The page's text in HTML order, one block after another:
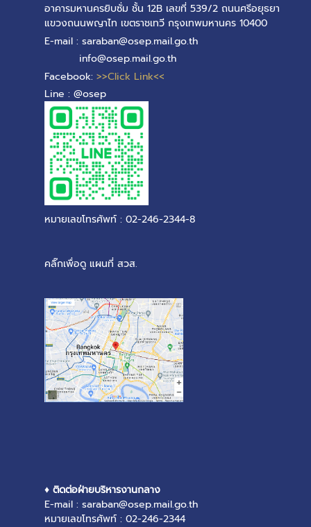
อาคารมหานครยิบซั่ม ชั้น 12B เลขที่ 539/2 ถนนศรีอยุธยา
แขวงถนนพญาไท เขตราชเทวี กรุงเทพมหานคร 10400
E-mail : saraban@osep.mail.go.th
info@osep.mail.go.th
Facebook: >>Click Link<<
Line : @osep
หมายเลขโทรศัพท์ : 02-246-2344-8
คลิ๊กเพื่อดู แผนที่ สวส.
♦ ติดต่อฝ่ายบริหารงานกลาง
E-mail : saraban@osep.mail.go.th
หมายเลขโทรศัพท์ : 02-246-2344